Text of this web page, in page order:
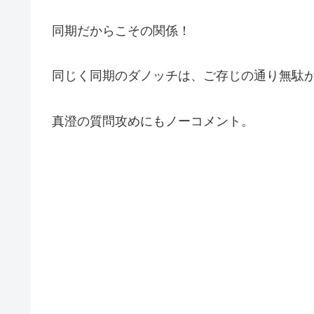
同期だからこその関係！
同じく同期のダノッチは、ご存じの通り無駄
真澄の質問攻めにもノーコメント。